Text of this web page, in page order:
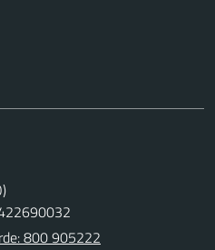
800 905222